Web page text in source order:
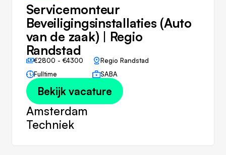
Servicemonteur
Beveiligingsinstallaties (Auto
van de zaak) | Regio
Randstad
€2800 - €4300
Regio Randstad
Fulltime
SABA
Bekijk vacature
Amsterdam
Techniek